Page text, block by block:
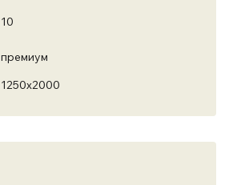
10
премиум
1250х2000